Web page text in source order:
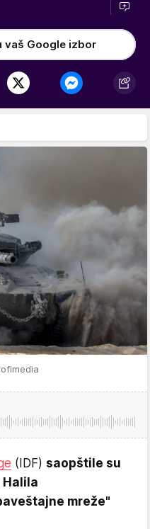
vaš Google izbor
(IDF) saopštile su
Halila
mreže"